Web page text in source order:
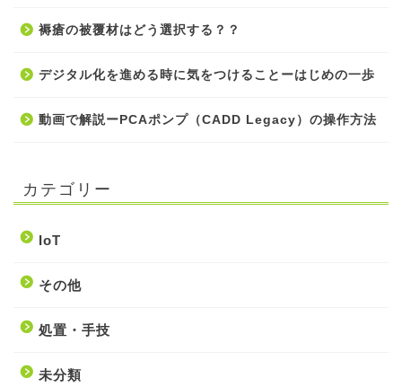
褥瘡の被覆材はどう選択する？？
デジタル化を進める時に気をつけることーはじめの一歩
動画で解説ーPCAポンプ（CADD Legacy）の操作方法
カテゴリー
IoT
その他
処置・手技
未分類